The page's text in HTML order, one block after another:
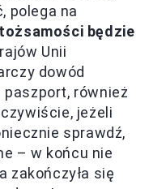
polega na
będzie
Unii
dowód
również
jeżeli
sprawdź,
– w końcu nie
zakończyła się